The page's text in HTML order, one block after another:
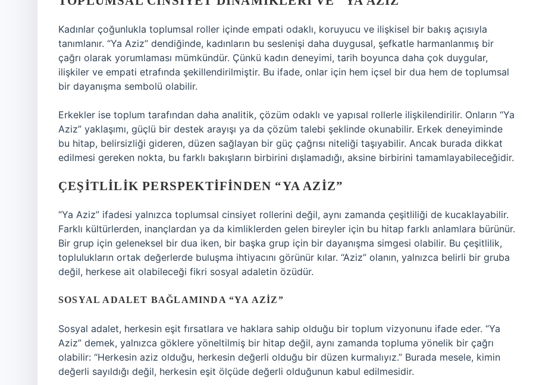
Kadınlar çoğunlukla toplumsal roller içinde empati odaklı, koruyucu ve ilişkisel bir bakış açısıyla
tanımlanır. “Ya Aziz” dendiğinde, kadınların bu seslenişi daha duygusal, şefkatle harmanlanmış bir
çağrı olarak yorumlaması mümkündür. Çünkü kadın deneyimi, tarih boyunca daha çok duygular,
ilişkiler ve empati etrafında şekillendirilmiştir. Bu ifade, onlar için hem içsel bir dua hem de toplumsal
bir dayanışma sembolü olabilir.
Erkekler ise toplum tarafından daha analitik, çözüm odaklı ve yapısal rollerle ilişkilendirilir. Onların “Ya
Aziz” yaklaşımı, güçlü bir destek arayışı ya da çözüm talebi şeklinde okunabilir. Erkek deneyiminde
bu hitap, belirsizliği gideren, düzen sağlayan bir güç çağrısı niteliği taşıyabilir. Ancak burada dikkat
edilmesi gereken nokta, bu farklı bakışların birbirini dışlamadığı, aksine birbirini tamamlayabileceğidir.
ÇEŞITLILIK PERSPEKTIFINDEN “YA AZIZ”
“Ya Aziz” ifadesi yalnızca toplumsal cinsiyet rollerini değil, aynı zamanda çeşitliliği de kucaklayabilir.
Farklı kültürlerden, inançlardan ya da kimliklerden gelen bireyler için bu hitap farklı anlamlara bürünür.
Bir grup için geleneksel bir dua iken, bir başka grup için bir dayanışma simgesi olabilir. Bu çeşitlilik,
toplulukların ortak değerlerde buluşma ihtiyacını görünür kılar. “Aziz” olanın, yalnızca belirli bir gruba
değil, herkese ait olabileceği fikri sosyal adaletin özüdür.
SOSYAL ADALET BAĞLAMINDA “YA AZIZ”
Sosyal adalet, herkesin eşit fırsatlara ve haklara sahip olduğu bir toplum vizyonunu ifade eder. “Ya
Aziz” demek, yalnızca göklere yöneltilmiş bir hitap değil, aynı zamanda topluma yönelik bir çağrı
olabilir: “Herkesin aziz olduğu, herkesin değerli olduğu bir düzen kurmalıyız.” Burada mesele, kimin
değerli sayıldığı değil, herkesin eşit ölçüde değerli olduğunun kabul edilmesidir.